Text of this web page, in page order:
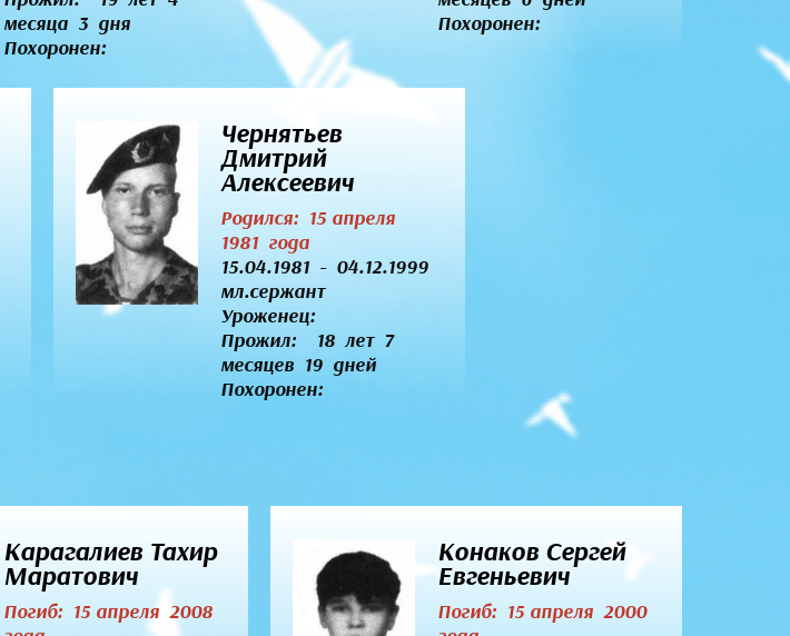
месяца 3 дня
Похоронен:
Похоронен:
Чернятьев
Дмитрий
Алексеевич
Родился: 15 апреля
1981 года
15.04.1981 - 04.12.1999
мл.сержант
Уроженец:
Прожил: 18 лет 7
месяцев 19 дней
Похоронен:
Карагалиев Тахир
Маратович
Погиб: 15 апреля 2008
Конаков Сергей
Евгеньевич
Погиб: 15 апреля 2000